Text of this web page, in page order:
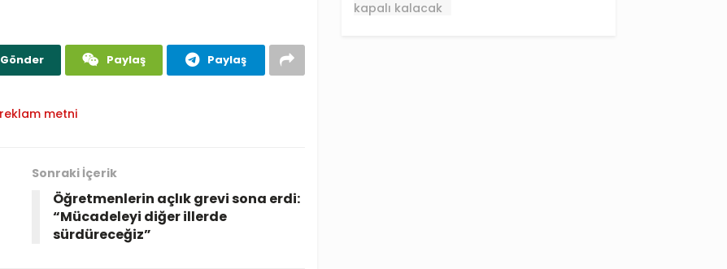
Gönder Paylaş Paylaş
Sonraki İçerik
Öğretmenlerin açlık grevi sona erdi:
“Mücadeleyi diğer illerde
sürdüreceğiz”